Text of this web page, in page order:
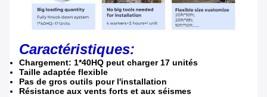
Caractéristiques:
Chargement: 1*40HQ peut charger 17 unités
Taille adaptée flexible
Pas de gros outils pour l'installation
Résistance aux vents forts et aux séismes